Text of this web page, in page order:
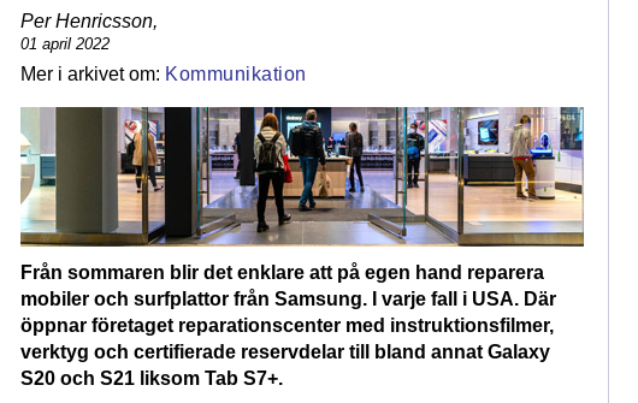
Per Henricsson,
01 april 2022
Kommunikation
Från sommaren blir det enklare att på egen hand reparera
mobiler och surfplattor från Samsung. I varje fall i USA. Där
öppnar företaget reparationscenter med instruktionsfilmer,
verktyg och certifierade reservdelar till bland annat Galaxy
S20 och S21 liksom Tab S7+.